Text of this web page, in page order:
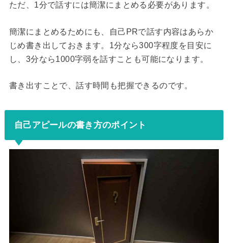
ただ、1分で話すには簡潔にまとめる必要があります。
簡潔にまとめるためにも、自己PRで話す内容はあらか
じめ書き出しておきます。1分なら300字程度を目安に
し、3分なら1000字弱を話すことも可能になります。
書き出すことで、話す時間も把握できるのです。
自己アピールの書き方のポイント